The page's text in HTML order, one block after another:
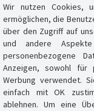
Wir nutzen Cookies,
ermöglichen, die
über den Zugriff auf
und andere
personenbezogene
Anzeigen, sowohl für
Werbung verwendet.
einfach mit OK
ablehnen. Um eine